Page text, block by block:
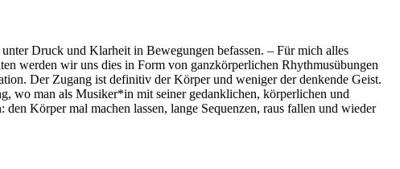
Druck und Klarheit in Bewegungen befassen. – Für mich alles
werden wir uns dies in Form von ganzkörperlichen Rhythmusübungen
Der Zugang ist definitiv der Körper und weniger der denkende Geist.
wo man als Musiker*in mit seiner gedanklichen, körperlichen und
Körper mal machen lassen, lange Sequenzen, raus fallen und wieder